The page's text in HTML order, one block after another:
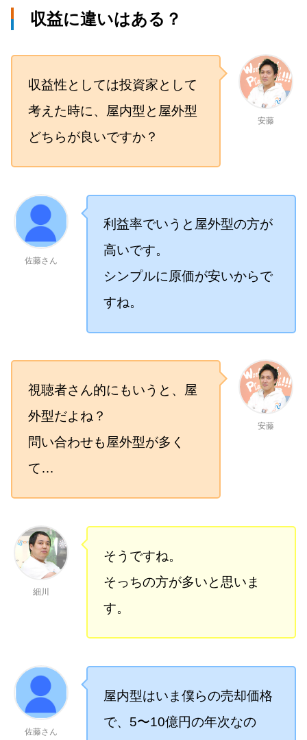
収益に違いはある？
安藤
収益性としては投資家として
考えた時に、屋内型と屋外型
どちらが良いですか？
佐藤さん
利益率でいうと屋外型の方が
高いです。
シンプルに原価が安いからで
すね。
安藤
視聴者さん的にもいうと、屋
外型だよね？
問い合わせも屋外型が多く
て…
細川
そうですね。
そっちの方が多いと思いま
す。
佐藤さん
屋内型はいま僕らの売却価格
で、5〜10億円の年次なの